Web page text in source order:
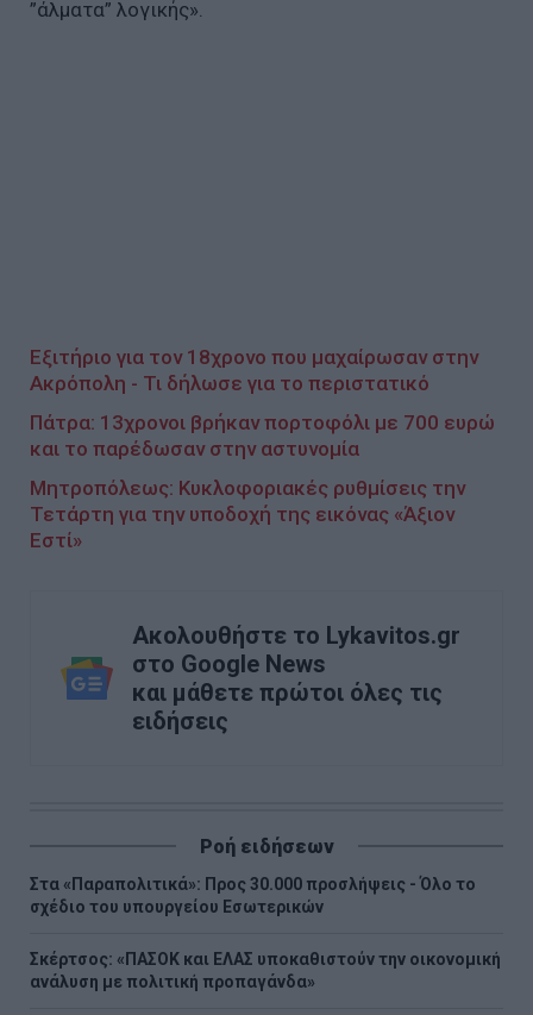
”άλματα” λογικής».
Εξιτήριο για τον 18χρονο που μαχαίρωσαν στην
Ακρόπολη - Τι δήλωσε για το περιστατικό
Πάτρα: 13χρονοι βρήκαν πορτοφόλι με 700 ευρώ
και το παρέδωσαν στην αστυνομία
Μητροπόλεως: Κυκλοφοριακές ρυθμίσεις την
Τετάρτη για την υποδοχή της εικόνας «Άξιον
Εστί»
Ακολουθήστε το Lykavitos.gr
στο Google News
και μάθετε πρώτοι όλες τις
ειδήσεις
Ροή ειδήσεων
Στα «Παραπολιτικά»: Προς 30.000 προσλήψεις - Όλο το
σχέδιο του υπουργείου Εσωτερικών
Σκέρτσος: «ΠΑΣΟΚ και ΕΛΑΣ υποκαθιστούν την οικονομική
ανάλυση με πολιτική προπαγάνδα»